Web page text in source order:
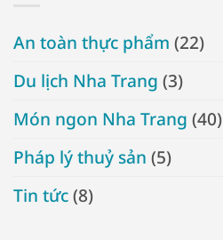
An toàn thực phẩm (22)
Du lịch Nha Trang (3)
Món ngon Nha Trang (40)
Pháp lý thuỷ sản (5)
Tin tức(8)